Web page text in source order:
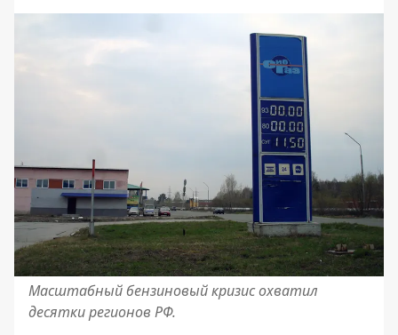
Масштабный бензиновый кризис охватил
десятки регионов РФ.